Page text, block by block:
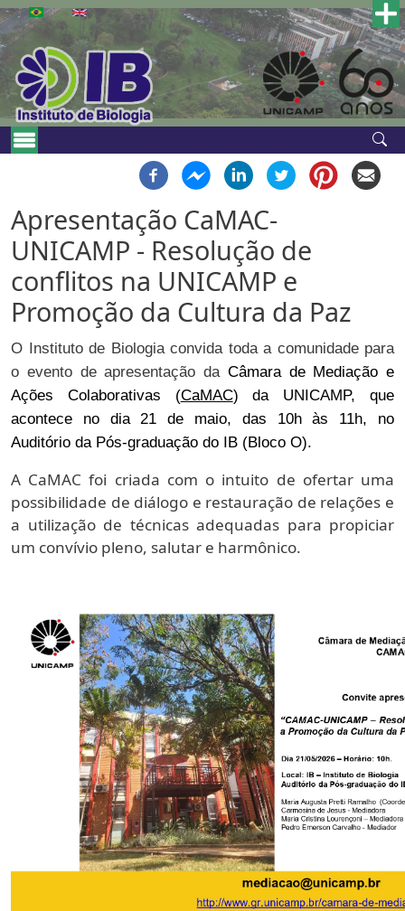
Pular para o conteúdo principal
Main navigation
Apresentação CaMAC-
UNICAMP - Resolução de
conflitos na UNICAMP e
Promoção da Cultura da Paz
O Instituto de Biologia convida toda a comunidade para
o evento de apresentação da Câmara de Mediação e
Ações Colaborativas (CaMAC) da UNICAMP, que
acontece no dia 21 de maio, das 10h às 11h, no
Auditório da Pós-graduação do IB (Bloco O).
A CaMAC foi criada com o intuito de ofertar uma
possibilidade de diálogo e restauração de relações e
a utilização de técnicas adequadas para propiciar
um convívio pleno, salutar e harmônico.